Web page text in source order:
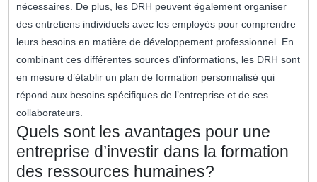
nécessaires. De plus, les DRH peuvent également organiser
des entretiens individuels avec les employés pour comprendre
leurs besoins en matière de développement professionnel. En
combinant ces différentes sources d’informations, les DRH sont
en mesure d’établir un plan de formation personnalisé qui
répond aux besoins spécifiques de l’entreprise et de ses
collaborateurs.
Quels sont les avantages pour une
entreprise d’investir dans la formation
des ressources humaines?